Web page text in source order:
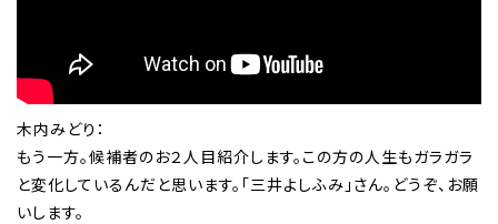
木内みどり：
もう一方。候補者のお２人目紹介します。この方の人生もガラガラ
と変化しているんだと思います。「三井よしふみ」さん。どうぞ、お願
いします。